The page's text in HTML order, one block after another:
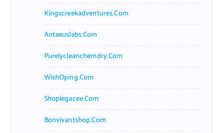
Kingscreekadventures.com
Antaeuslabs.com
Purelycleanchemdry.com
WishOping.com
Shoplegacee.com
Bonvivantshop.com